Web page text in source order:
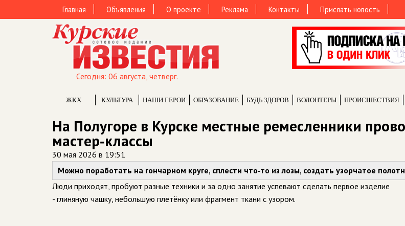
Главная Объявления О проекте Реклама Контакты Прислать новость
Сегодня: 06 августа, четверг.
ЖКХ КУЛЬТУРА НАШИ ГЕРОИ ОБРАЗОВАНИЕ БУДЬ ЗДОРОВ ВОЛОНТЕРЫ ПРОИCШЕСТВИЯ
На Полугоре в Курске местные ремесленники
мастер‑классы
30 мая 2026 в 19:51
Можно поработать на гончарном круге, сплести что‑то из лозы, создать узорчатое
Люди приходят, пробуют разные техники и за одно занятие успевают сделать первое изделие
- глиняную чашку, небольшую плетёнку или фрагмент ткани с узором.